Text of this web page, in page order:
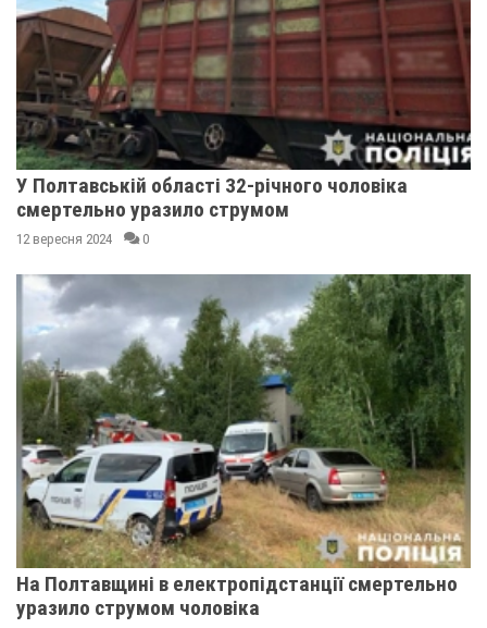
У Полтавській області 32-річного чоловіка
смертельно уразило струмом
12 вересня 2024 0
На Полтавщині в електропідстанції смертельно
уразило струмом чоловіка